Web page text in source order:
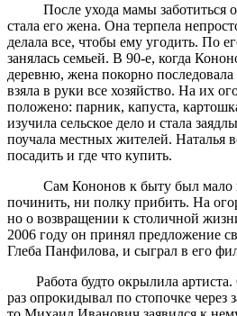
После ухода мамы заботиться
стала его жена. Она терпела
делала все, чтобы ему угодить. По
занялась семьей. В 90-е, когда
деревню, жена покорно
взяла в руки все хозяйство. На их
положено: парник, капуста,
изучила сельское дело и стала
поучала местных жителей. Наталья
посадить и где что купить.
Сам Кононов к быту был мало
починить, ни полку прибить. На
но о возвращении к столичной
2006 году он принял предложение
Глеба Панфилова, и сыграл в его
Работа будто окрылила артиста.
раз опрокидывал по стопочке через